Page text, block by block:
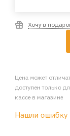
Хочу в
Цена может
доступен только
кассе в магазине
Нашли ошибку